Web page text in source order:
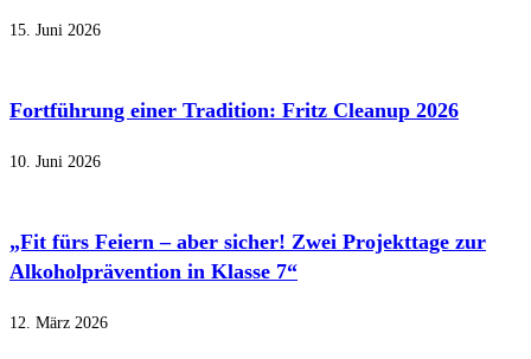
15. Juni 2026
Fortführung einer Tradition: Fritz Cleanup 2026
10. Juni 2026
„Fit fürs Feiern – aber sicher! Zwei Projekttage zur
Alkoholprävention in Klasse 7“
12. März 2026